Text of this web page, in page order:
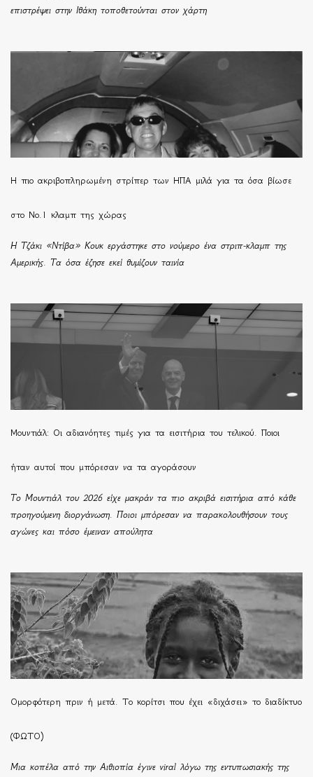
επιστρέψει στην Ιθάκη τοποθετούνται στον χάρτη
H πιο ακριβοπληρωμένη στρίπερ των ΗΠΑ μιλά για τα όσα βίωσε
στο Νο.1 κλαμπ της χώρας
Η Τζάκι «Ντίβα» Κουκ εργάστηκε στο νούμερο ένα στριπ-κλαμπ της
Αμερικής. Τα όσα έζησε εκεί θυμίζουν ταινία
Μουντιάλ: Οι αδιανόητες τιμές για τα εισιτήρια του τελικού. Ποιοι
ήταν αυτοί που μπόρεσαν να τα αγοράσουν
Το Μουντιάλ του 2026 είχε μακράν τα πιο ακριβά εισιτήρια από κάθε
προηγούμενη διοργάνωση. Ποιοι μπόρεσαν να παρακολουθήσουν τους
αγώνες και πόσο έμειναν απούλητα
Ομορφότερη πριν ή μετά. Το κορίτσι που έχει «διχάσει» το διαδίκτυο
(ΦΩΤΟ)
Μια κοπέλα από την Αιθιοπία έγινε viral λόγω της εντυπωσιακής της